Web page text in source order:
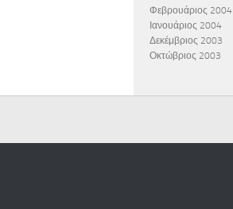
Φεβρουάριος 2004
Ιανουάριος 2004
Δεκέμβριος 2003
Οκτώβριος 2003